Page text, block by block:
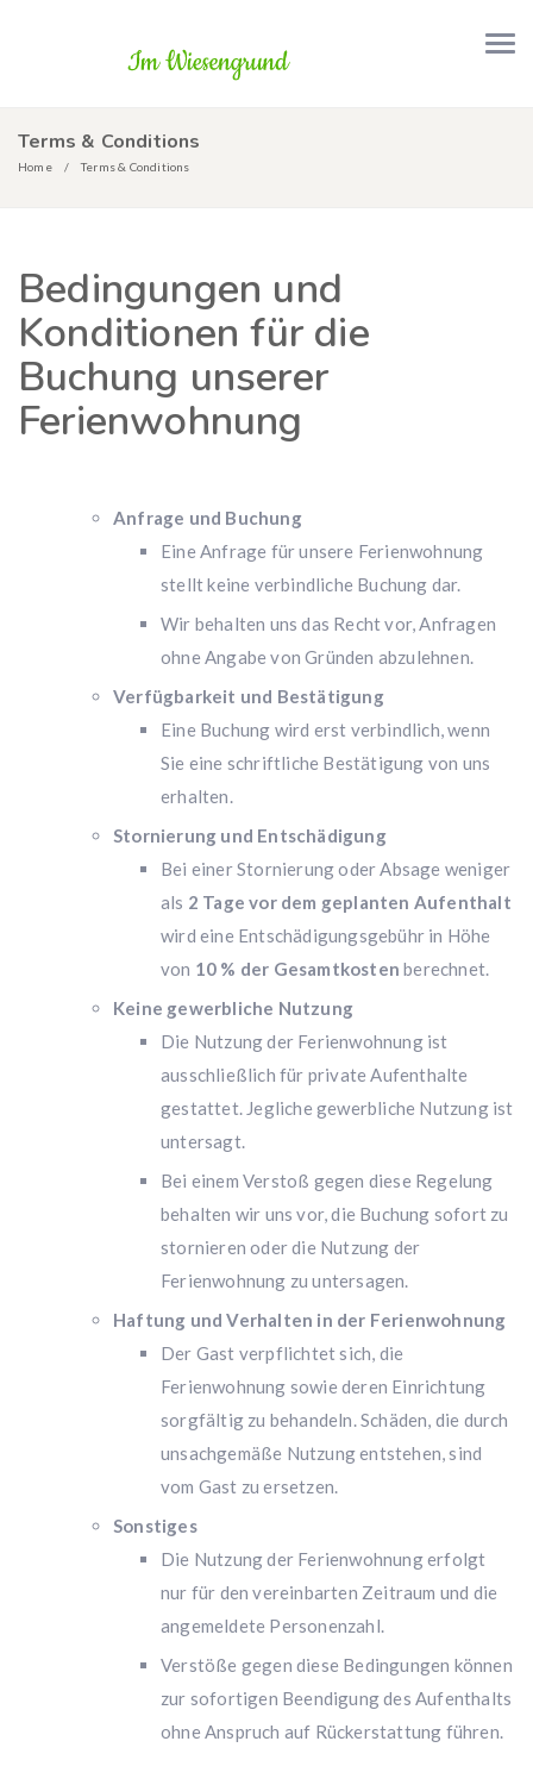
Terms & Conditions
Home Terms & Conditions
Bedingungen und
Konditionen für die
Buchung unserer
Ferienwohnung
Anfrage und Buchung
Eine Anfrage für unsere Ferienwohnung
stellt keine verbindliche Buchung dar.
Wir behalten uns das Recht vor, Anfragen
ohne Angabe von Gründen abzulehnen.
Verfügbarkeit und Bestätigung
Eine Buchung wird erst verbindlich, wenn
Sie eine schriftliche Bestätigung von uns
erhalten.
Stornierung und Entschädigung
Bei einer Stornierung oder Absage weniger
als 2 Tage vor dem geplanten Aufenthalt
wird eine Entschädigungsgebühr in Höhe
von 10 % der Gesamtkosten berechnet.
Keine gewerbliche Nutzung
Die Nutzung der Ferienwohnung ist
ausschließlich für private Aufenthalte
gestattet. Jegliche gewerbliche Nutzung ist
untersagt.
Bei einem Verstoß gegen diese Regelung
behalten wir uns vor, die Buchung sofort zu
stornieren oder die Nutzung der
Ferienwohnung zu untersagen.
Haftung und Verhalten in der Ferienwohnung
Der Gast verpflichtet sich, die
Ferienwohnung sowie deren Einrichtung
sorgfältig zu behandeln. Schäden, die durch
unsachgemäße Nutzung entstehen, sind
vom Gast zu ersetzen.
Sonstiges
Die Nutzung der Ferienwohnung erfolgt
nur für den vereinbarten Zeitraum und die
angemeldete Personenzahl.
Verstöße gegen diese Bedingungen können
zur sofortigen Beendigung des Aufenthalts
ohne Anspruch auf Rückerstattung führen.